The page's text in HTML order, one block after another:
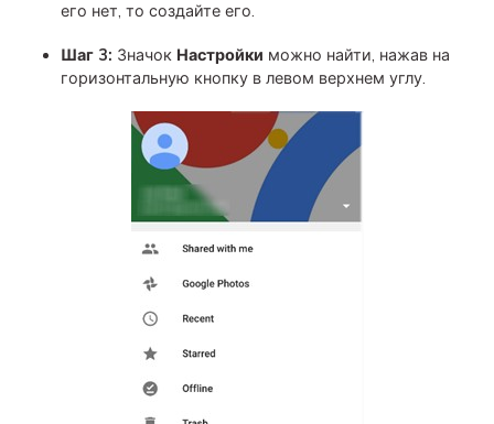
его нет, то создайте его.
Шаг 3: Значок Настройки можно найти, нажав на
горизонтальную кнопку в левом верхнем углу.